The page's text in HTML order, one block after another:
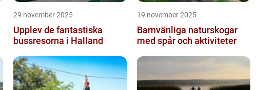
29 november 2025
Upplev de fantastiska
bussresorna i Halland
19 november 2025
Barnvänliga naturskogar
med spår och aktiviteter